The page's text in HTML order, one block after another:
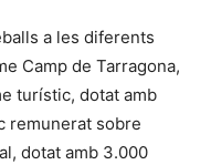
a les diferents
Camp de Tarragona,
turístic, dotat amb
remunerat sobre
dotat amb 3.000